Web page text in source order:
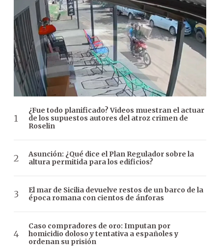
¿Fue todo planificado? Videos muestran el actuar
de los supuestos autores del atroz crimen de
Roselin
Asunción: ¿Qué dice el Plan Regulador sobre la
altura permitida para los edificios?
El mar de Sicilia devuelve restos de un barco de la
época romana con cientos de ánforas
Caso compradores de oro: Imputan por
homicidio doloso y tentativa a españoles y
ordenan su prisión